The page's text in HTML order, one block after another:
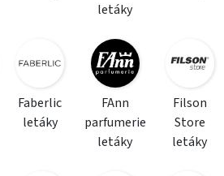
letáky
Faberlic
letáky
FAnn
parfumerie
letáky
Filson
Store
letáky